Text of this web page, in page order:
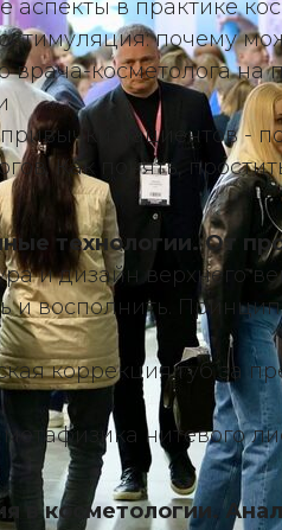
аспекты в практике
почему
врача-косметолога на
пациентов -
Как понять,
технологии. От
и дизайн верхнего
и восполнить.
коррекция губ за
нитевого
в косметологии.